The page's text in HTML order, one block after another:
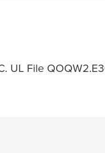
UL File